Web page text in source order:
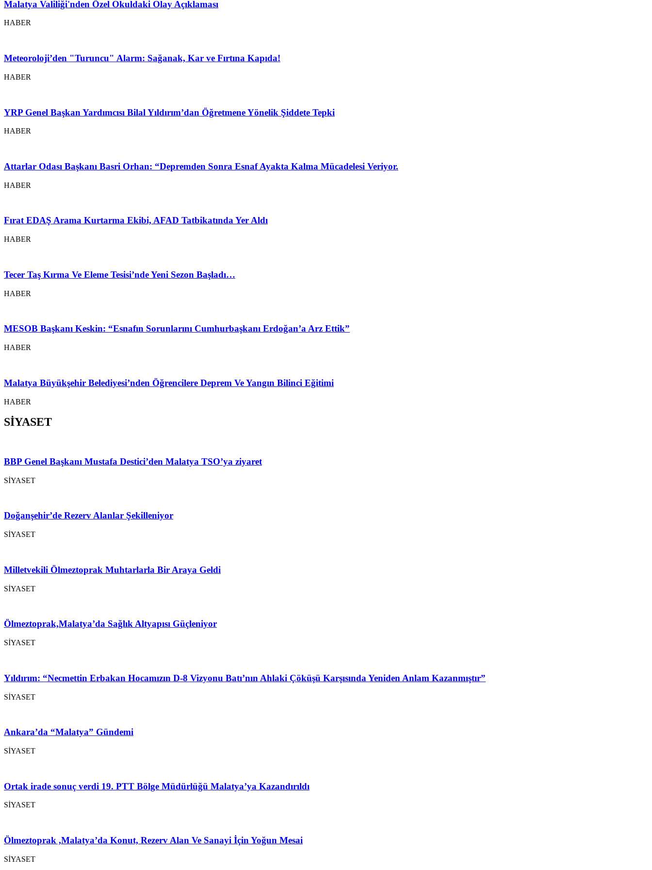
Malatya Valiliği'nden Özel Okuldaki Olay Açıklaması
HABER
Meteoroloji’den "Turuncu" Alarm: Sağanak, Kar ve Fırtına Kapıda!
HABER
YRP Genel Başkan Yardımcısı Bilal Yıldırım’dan Öğretmene Yönelik Şiddete Tepki
HABER
Attarlar Odası Başkanı Basri Orhan: “Depremden Sonra Esnaf Ayakta Kalma Mücadelesi Veriyor.
HABER
Fırat EDAŞ Arama Kurtarma Ekibi, AFAD Tatbikatında Yer Aldı
HABER
Tecer Taş Kırma Ve Eleme Tesisi’nde Yeni Sezon Başladı…
HABER
MESOB Başkanı Keskin: “Esnafın Sorunlarını Cumhurbaşkanı Erdoğan’a Arz Ettik”
HABER
Malatya Büyükşehir Belediyesi’nden Öğrencilere Deprem Ve Yangın Bilinci Eğitimi
HABER
SİYASET
BBP Genel Başkanı Mustafa Destici’den Malatya TSO’ya ziyaret
SİYASET
Doğanşehir’de Rezerv Alanlar Şekilleniyor
SİYASET
Milletvekili Ölmeztoprak Muhtarlarla Bir Araya Geldi
SİYASET
Ölmeztoprak,Malatya’da Sağlık Altyapısı Güçleniyor
SİYASET
Yıldırım: “Necmettin Erbakan Hocamızın D-8 Vizyonu Batı’nın Ahlaki Çöküşü Karşısında Yeniden Anlam Kazanmıştır”
SİYASET
Ankara’da “Malatya” Gündemi
SİYASET
Ortak irade sonuç verdi 19. PTT Bölge Müdürlüğü Malatya’ya Kazandırıldı
SİYASET
Ölmeztoprak ,Malatya’da Konut, Rezerv Alan Ve Sanayi İçin Yoğun Mesai
SİYASET